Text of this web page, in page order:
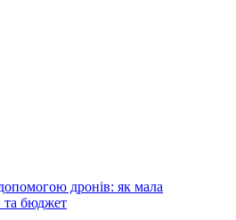
дронів: як мала
та бюджет